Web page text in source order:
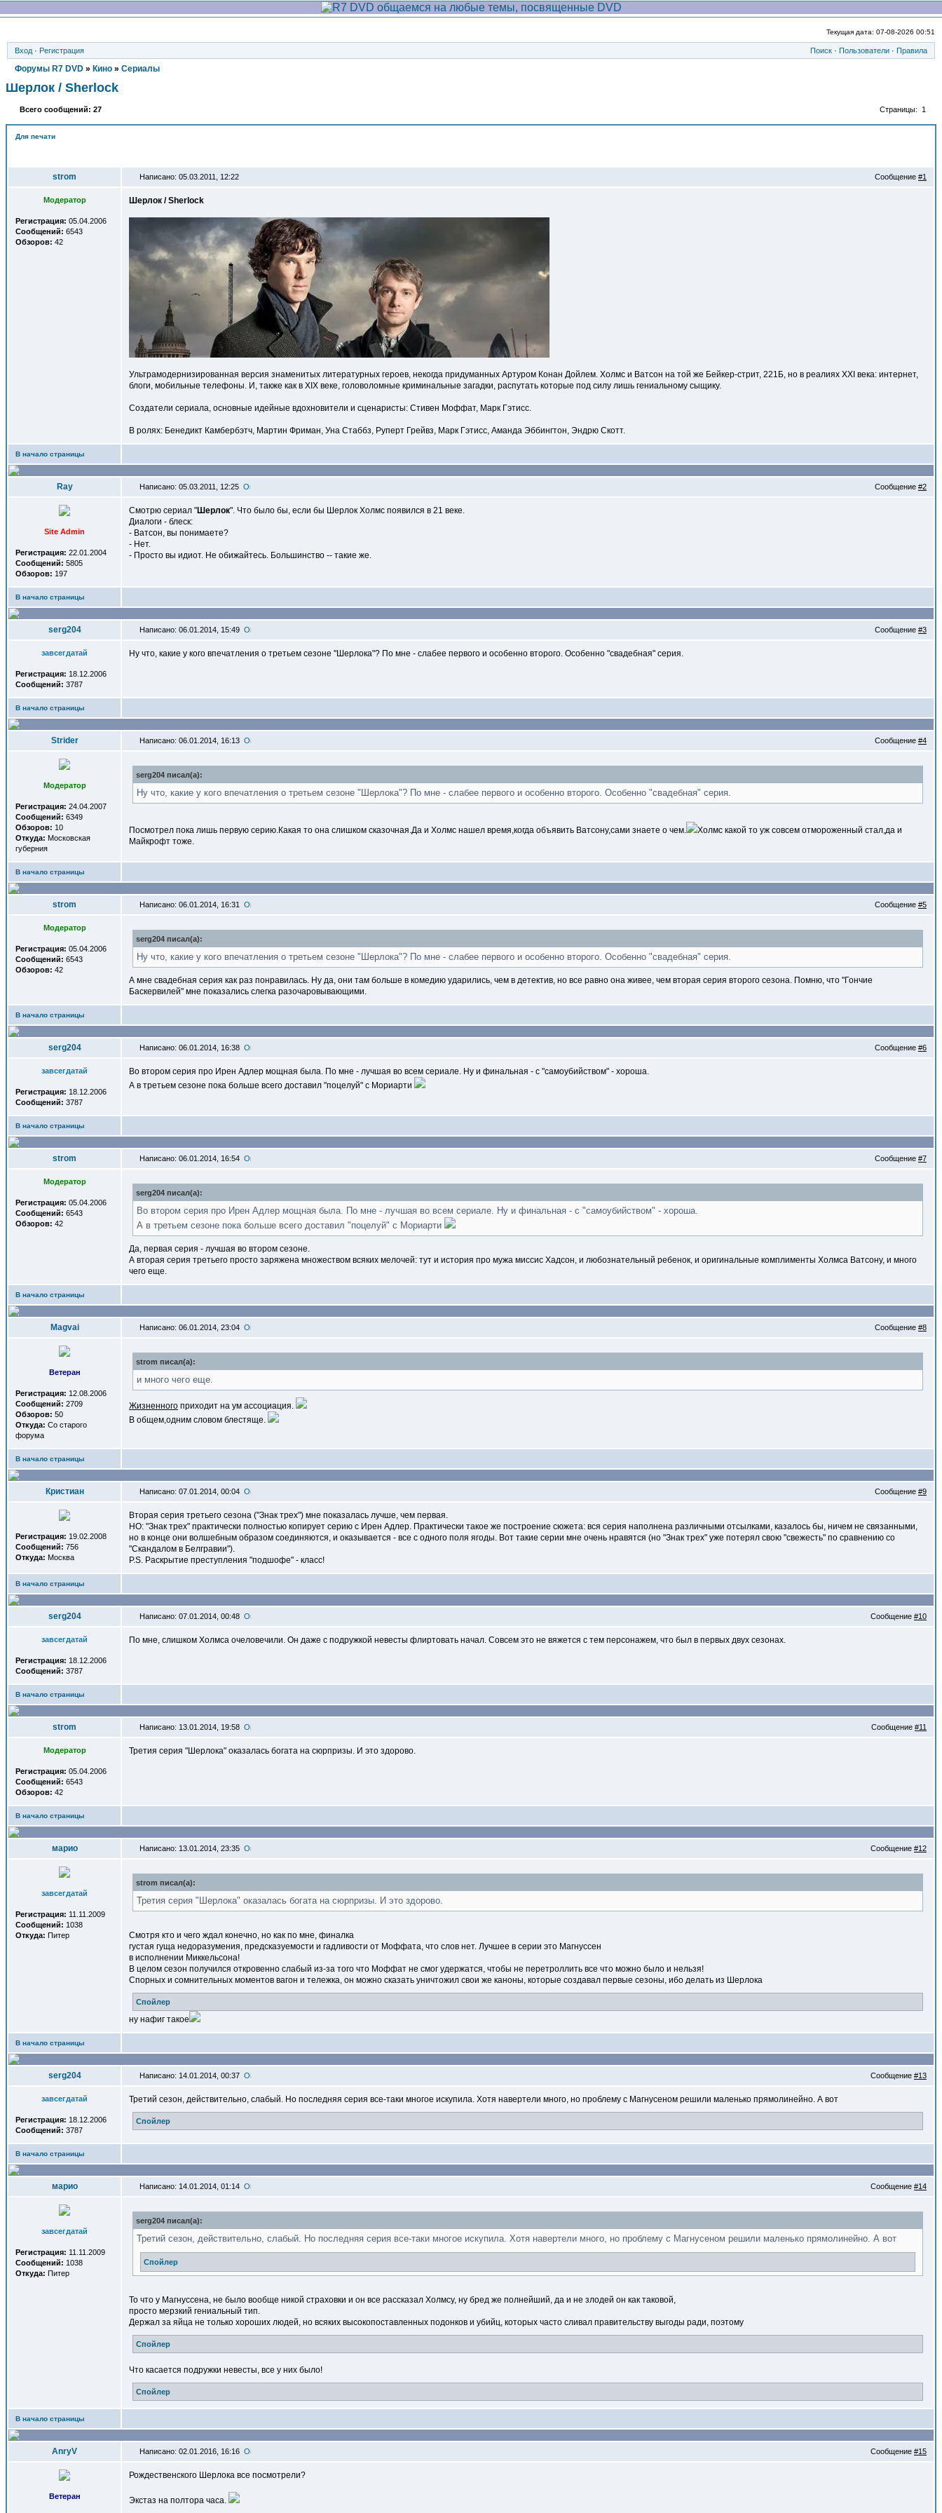
Текущая дата: 07-08-2026 00:51
Вход · Регистрация Поиск · Пользователи · Правила
Форумы R7 DVD » Кино » Сериалы
Шерлок / Sherlock
Всего сообщений: 27 Страницы: 1
Для печати
strom Написано: 05.03.2011, 12:22 Сообщение #1
Модератор
Регистрация: 05.04.2006
Сообщений: 6543
Обзоров: 42
Шерлок / Sherlock
Ультрамодернизированная версия знаменитых литературных героев, некогда придуманных Артуром Конан Дойлем. Холмс и Ватсон на той же Бейкер-стрит, 221Б, но в реалиях XXI века: интернет,
блоги, мобильные телефоны. И, также как в XIX веке, головоломные криминальные загадки, распутать которые под силу лишь гениальному сыщику.
Создатели сериала, основные идейные вдохновители и сценаристы: Стивен Моффат, Марк Гэтисс.
В ролях: Бенедикт Камбербэтч, Мартин Фриман, Уна Стаббз, Руперт Грейвз, Марк Гэтисс, Аманда Эббингтон, Эндрю Скотт.
В начало страницы
Ray Написано: 05.03.2011, 12:25 Сообщение #2
Site Admin
Регистрация: 22.01.2004
Сообщений: 5805
Обзоров: 197
Смотрю сериал "Шерлок". Что было бы, если бы Шерлок Холмс появился в 21 веке.
Диалоги - блеск:
- Ватсон, вы понимаете?
- Нет.
- Просто вы идиот. Не обижайтесь. Большинство -- такие же.
В начало страницы
serg204 Написано: 06.01.2014, 15:49 Сообщение #3
завсегдатай
Регистрация: 18.12.2006
Сообщений: 3787
Ну что, какие у кого впечатления о третьем сезоне "Шерлока"? По мне - слабее первого и особенно второго. Особенно "свадебная" серия.
В начало страницы
Strider Написано: 06.01.2014, 16:13 Сообщение #4
Модератор
Регистрация: 24.04.2007
Сообщений: 6349
Обзоров: 10
Откуда: Московская
губерния
serg204 писал(a):
Ну что, какие у кого впечатления о третьем сезоне "Шерлока"? По мне - слабее первого и особенно второго. Особенно "свадебная" серия.
Посмотрел пока лишь первую серию.Какая то она слишком сказочная.Да и Холмс нашел время,когда объявить Ватсону,сами знаете о чем.
Холмс какой то уж совсем отмороженный стал,да и
Майкрофт тоже.
В начало страницы
strom Написано: 06.01.2014, 16:31 Сообщение #5
Модератор
Регистрация: 05.04.2006
Сообщений: 6543
Обзоров: 42
serg204 писал(a):
Ну что, какие у кого впечатления о третьем сезоне "Шерлока"? По мне - слабее первого и особенно второго. Особенно "свадебная" серия.
А мне свадебная серия как раз понравилась. Ну да, они там больше в комедию ударились, чем в детектив, но все равно она живее, чем вторая серия второго сезона. Помню, что "Гончие
Баскервилей" мне показались слегка разочаровывающими.
В начало страницы
serg204 Написано: 06.01.2014, 16:38 Сообщение #6
завсегдатай
Регистрация: 18.12.2006
Сообщений: 3787
Во втором серия про Ирен Адлер мощная была. По мне - лучшая во всем сериале. Ну и финальная - с "самоубийством" - хороша.
А в третьем сезоне пока больше всего доставил "поцелуй" с Мориарти
В начало страницы
strom Написано: 06.01.2014, 16:54 Сообщение #7
Модератор
Регистрация: 05.04.2006
Сообщений: 6543
Обзоров: 42
serg204 писал(a):
Во втором серия про Ирен Адлер мощная была. По мне - лучшая во всем сериале. Ну и финальная - с "самоубийством" - хороша.
А в третьем сезоне пока больше всего доставил "поцелуй" с Мориарти
Да, первая серия - лучшая во втором сезоне.
А вторая серия третьего просто заряжена множеством всяких мелочей: тут и история про мужа миссис Хадсон, и любознательный ребенок, и оригинальные комплименты Холмса Ватсону, и много
чего еще.
В начало страницы
Magvai Написано: 06.01.2014, 23:04 Сообщение #8
Ветеран
Регистрация: 12.08.2006
Сообщений: 2709
Обзоров: 50
Откуда: Со старого
форума
strom писал(a):
и много чего еще.
Жизненного приходит на ум ассоциация.
В общем,одним словом блестяще.
В начало страницы
Кристиан Написано: 07.01.2014, 00:04 Сообщение #9
Регистрация: 19.02.2008
Сообщений: 756
Откуда: Москва
Вторая серия третьего сезона ("Знак трех") мне показалась лучше, чем первая.
НО: "Знак трех" практически полностью копирует серию с Ирен Адлер. Практически такое же построение сюжета: вся серия наполнена различными отсылками, казалось бы, ничем не связанными,
но в конце они волшебным образом соединяются, и оказывается - все с одного поля ягоды. Вот такие серии мне очень нравятся (но "Знак трех" уже потерял свою "свежесть" по сравнению со
"Скандалом в Белгравии").
P.S. Раскрытие преступления "подшофе" - класс!
В начало страницы
serg204 Написано: 07.01.2014, 00:48 Сообщение #10
завсегдатай
Регистрация: 18.12.2006
Сообщений: 3787
По мне, слишком Холмса очеловечили. Он даже с подружкой невесты флиртовать начал. Совсем это не вяжется с тем персонажем, что был в первых двух сезонах.
В начало страницы
strom Написано: 13.01.2014, 19:58 Сообщение #11
Модератор
Регистрация: 05.04.2006
Сообщений: 6543
Обзоров: 42
Третия серия "Шерлока" оказалась богата на сюрпризы. И это здорово.
В начало страницы
марио Написано: 13.01.2014, 23:35 Сообщение #12
завсегдатай
Регистрация: 11.11.2009
Сообщений: 1038
Откуда: Питер
strom писал(a):
Третия серия "Шерлока" оказалась богата на сюрпризы. И это здорово.
Смотря кто и чего ждал конечно, но как по мне, финалка
густая гуща недоразумения, предсказуемости и гадливости от Моффата, что слов нет. Лучшее в серии это Магнуссен
в исполнении Миккельсона!
В целом сезон получился откровенно слабый из-за того что Моффат не смог удержатся, чтобы не перетроллить все что можно было и нельзя!
Спорных и сомнительных моментов вагон и тележка, он можно сказать уничтожил свои же каноны, которые создавал первые сезоны, ибо делать из Шерлока
Спойлер
ну нафиг такое
В начало страницы
serg204 Написано: 14.01.2014, 00:37 Сообщение #13
завсегдатай
Регистрация: 18.12.2006
Сообщений: 3787
Третий сезон, действительно, слабый. Но последняя серия все-таки многое искупила. Хотя навертели много, но проблему с Магнусеном решили маленько прямолинейно. А вот
Спойлер
В начало страницы
марио Написано: 14.01.2014, 01:14 Сообщение #14
завсегдатай
Регистрация: 11.11.2009
Сообщений: 1038
Откуда: Питер
serg204 писал(a):
Третий сезон, действительно, слабый. Но последняя серия все-таки многое искупила. Хотя навертели много, но проблему с Магнусеном решили маленько прямолинейно. А вот
Спойлер
То что у Магнуссена, не было вообще никой страховки и он все рассказал Холмсу, ну бред же полнейший, да и не злодей он как таковой,
просто мерзкий гениальный тип.
Держал за яйца не только хороших людей, но всяких высокопоставленных подонков и убийц, которых часто сливал правительству выгоды ради, поэтому
Спойлер
Что касается подружки невесты, все у них было!
Спойлер
В начало страницы
AnryV Написано: 02.01.2016, 16:16 Сообщение #15
Ветеран
Рождественского Шерлока все посмотрели?
Экстаз на полтора часа.